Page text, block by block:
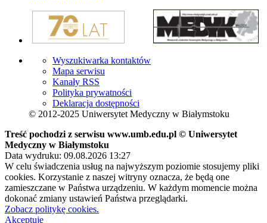
Wyszukiwarka kontaktów
Mapa serwisu
Kanały RSS
Polityka prywatności
Deklaracja dostępności
© 2012-2025 Uniwersytet Medyczny w Białymstoku
Treść pochodzi z serwisu www.umb.edu.pl © Uniwersytet
Medyczny w Białymstoku
Data wydruku: 09.08.2026 13:27
W celu świadczenia usług na najwyższym poziomie stosujemy pliki
cookies. Korzystanie z naszej witryny oznacza, że będą one
zamieszczane w Państwa urządzeniu. W każdym momencie można
dokonać zmiany ustawień Państwa przeglądarki.
Zobacz politykę cookies.
Akceptuję